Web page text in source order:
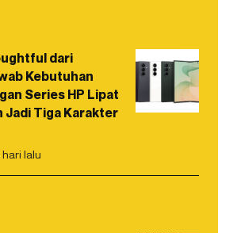
dari
Kebutuhan
Series HP Lipat
Jadi Tiga Karakter
hari lalu